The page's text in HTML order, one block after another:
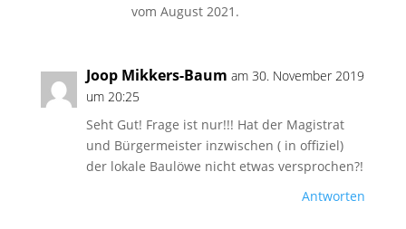
vom August 2021.
Joop Mikkers-Baum am 30. November 2019
um 20:25
Seht Gut! Frage ist nur!!! Hat der Magistrat
und Bürgermeister inzwischen ( in offiziel)
der lokale Baulöwe nicht etwas versprochen?!
Antworten